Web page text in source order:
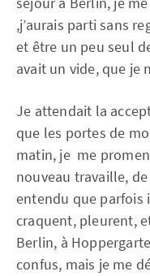
,j’aurais parti sans
et être un peu seul
avait un vide, que je
Je attendait la
que les portes de
matin, je me
nouveau travaille, de
entendu que parfois
craquent, pleurent,
Berlin, à
confus, mais je me